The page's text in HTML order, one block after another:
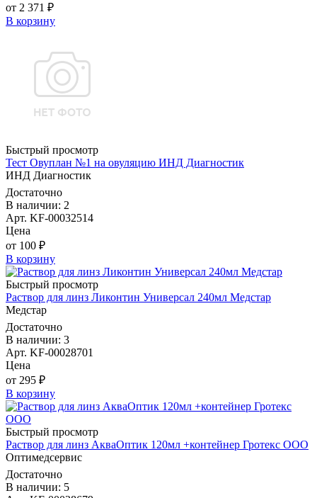
от 2 371 ₽
В корзину
Быстрый просмотр
Тест Овуплан №1 на овуляцию ИНД Диагностик
ИНД Диагностик
Достаточно
В наличии: 2
Арт. KF-00032514
Цена
от 100 ₽
В корзину
Быстрый просмотр
Раствор для линз Ликонтин Универсал 240мл Медстар
Медстар
Достаточно
В наличии: 3
Арт. KF-00028701
Цена
от 295 ₽
В корзину
Быстрый просмотр
Раствор для линз АкваОптик 120мл +контейнер Гротекс ООО
Оптимедсервис
Достаточно
В наличии: 5